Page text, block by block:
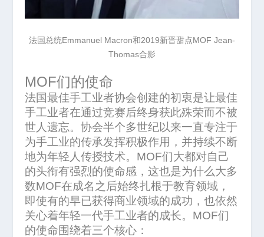
法国总统Emmanuel Macron和2019新晋甜点MOF Jean-
Thomas合影
MOF们的使命
法国最佳手工业者协会创建的初衷是让最佳
手工业者在通过竞赛后终身获此殊荣而不被
世人遗忘。协会半个多世纪以来一直专注于
为手工业的传承发挥积极作用，并持续不断
地为年轻人传授技术。 MOF们大都对自己
的头衔有强烈的使命感，这也是为什么大多
数MOF在成名之后始终扎根于教育领域，
即使有的早已获得商业领域的成功，也依然
关心着年轻一代手工业者的成长。 MOF们
的使命围绕着三个核心：